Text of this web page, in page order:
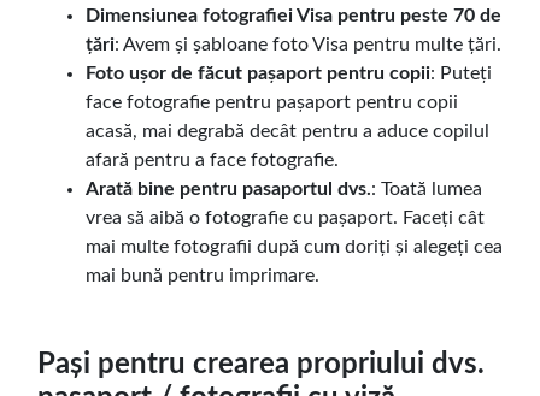
Dimensiunea fotografiei Visa pentru peste 70 de
țări: Avem și șabloane foto Visa pentru multe țări.
Foto ușor de făcut pașaport pentru copii: Puteți
face fotografie pentru pașaport pentru copii
acasă, mai degrabă decât pentru a aduce copilul
afară pentru a face fotografie.
Arată bine pentru pasaportul dvs.: Toată lumea
vrea să aibă o fotografie cu pașaport. Faceți cât
mai multe fotografii după cum doriți și alegeți cea
mai bună pentru imprimare.
Pași pentru crearea propriului dvs.